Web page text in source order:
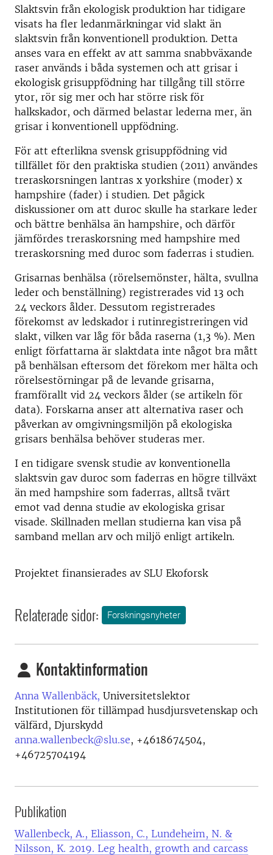
Slaktsvin från ekologisk produktion har tidigare
visats ha fler ledanmärkningar vid slakt än
slaktsvin från konventionell produktion. Detta
anses vara en effekt av att samma snabbväxande
raser används i båda systemen och att grisar i
ekologisk grisuppfödning har tillgång till större
ytor, rör sig mer och har större risk för
halkskador, och därmed belastar lederna mer, än
grisar i konventionell uppfödning.
För att efterlikna svensk grisuppfödning vid
tillfället för den praktiska studien (2011) användes
treraskorsningen lantras x yorkshire (moder) x
hampshire (fader) i studien. Det pågick
diskussioner om att duroc skulle ha starkare leder
och bättre benhälsa än hampshire, och därför
jämfördes treraskorsning med hampshire med
treraskorsning med duroc som faderras i studien.
Grisarnas benhälsa (rörelsemönster, hälta, svullna
leder och benställning) registrerades vid 13 och
24 veckors ålder. Dessutom registrerades
förekomst av ledskador i rutinregistreringen vid
slakt, vilken var låg för båda raserna (1,3 %). Men
enligt författarna är slaktdata inte något bra mått
på benhälsan eftersom det förekom mer hälta och
rörelsestörningar på de levande grisarna,
framförallt vid 24 veckors ålder (se artikeln för
data). Forskarna anser att alternativa raser och
påverkan av omgivningsmiljön på ekologiska
grisars benhälsa behöver studeras mer.
I en tidigare svensk studie av konventionella
slaktsvin gav duroc som faderras en högre tillväxt
än med hampshire som faderras, alltså tvärt
emot vad denna studie av ekologiska grisar
visade. Skillnaden mellan studierna kan visa på
samband mellan arv och miljö enligt artikeln.
Projektet finansierades av SLU Ekoforsk
Relaterade sidor: Forskningsnyheter
Kontaktinformation
Anna Wallenbäck, Universitetslektor
Institutionen för tillämpad husdjursvetenskap och
välfärd, Djurskydd
anna.wallenbeck@slu.se, +4618674504,
+46725704194
Publikation
Wallenbeck, A., Eliasson, C., Lundeheim, N. &
Nilsson, K. 2019. Leg health, growth and carcass